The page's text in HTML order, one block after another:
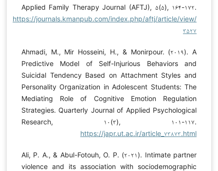
Applied Family Therapy Journal (AFTJ), ۵(۵), ۱۶۴-۱۷۲.
https://journals.kmanpub.com/index.php/aftj/article/view/
۳۵۲۷
Ahmadi, M., Mir Hosseini, H., & Monirpour. (۲۰۱۹). A
Predictive Model of Self-Injurious Behaviors and
Suicidal Tendency Based on Attachment Styles and
Personality Organization in Adolescent Students: The
Mediating Role of Cognitive Emotion Regulation
Strategies. Quarterly Journal of Applied Psychological
Research, ۱۰(۳), ۱۰۱-۱۱۷.
https://japr.ut.ac.ir/article_۷۳۸۷۳.html
Ali, P. A., & Abul-Fotouh, O. P. (۲۰۲۱). Intimate partner
violence and its association with sociodemographic